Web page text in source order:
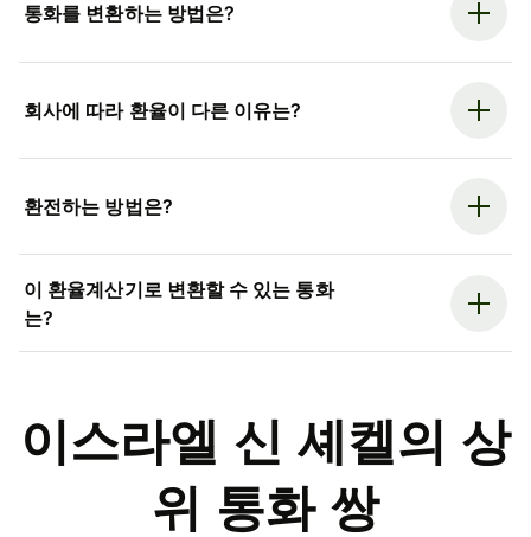
통화를 변환하는 방법은?
회사에 따라 환율이 다른 이유는?
환전하는 방법은?
이 환율계산기로 변환할 수 있는 통화
는?
이스라엘 신 셰켈의 상
위 통화 쌍